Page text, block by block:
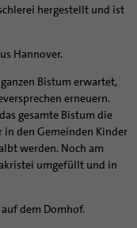
Hildesheim
Deutschland
Freiwillige)
hergestellt und ist
Hannover.
Bistum erwartet,
erneuern.
gesamte Bistum die
in den Gemeinden Kinder
werden. Noch am
umgefüllt und in
dem Domhof.